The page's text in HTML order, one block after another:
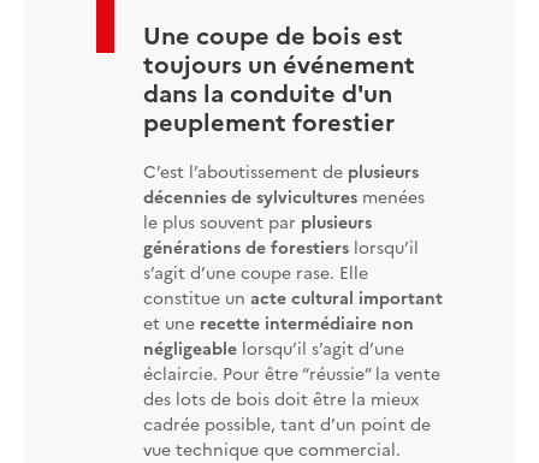
Une coupe de bois est
toujours un événement
dans la conduite d'un
peuplement forestier
C’est l’aboutissement de plusieurs
décennies de sylvicultures menées
le plus souvent par plusieurs
générations de forestiers lorsqu’il
s’agit d’une coupe rase. Elle
constitue un acte cultural important
et une recette intermédiaire non
négligeable lorsqu’il s’agit d’une
éclaircie. Pour être “réussie” la vente
des lots de bois doit être la mieux
cadrée possible, tant d’un point de
vue technique que commercial.